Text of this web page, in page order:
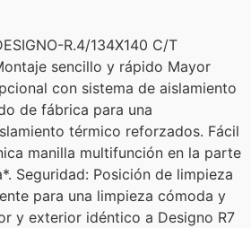
R.4/134X140 C/T
sencillo y rápido Mayor
con sistema de aislamiento
de fábrica para una
térmico reforzados. Fácil
manilla multifunción en la parte
Seguridad: Posición de limpieza
para una limpieza cómoda y
y exterior idéntico a Designo R7